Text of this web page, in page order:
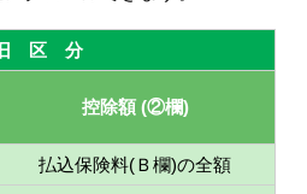
旧 区 分
控除額 (②欄)
払込保険料(Ｂ欄)の全額